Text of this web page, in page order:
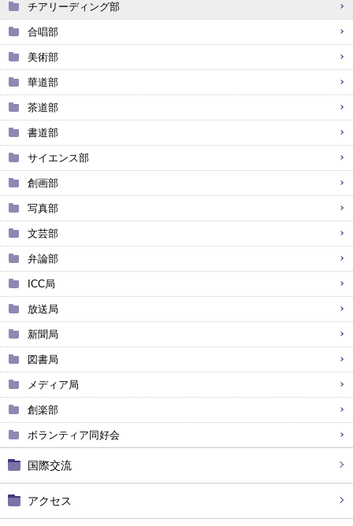
チアリーディング部
合唱部
美術部
華道部
茶道部
書道部
サイエンス部
創画部
写真部
文芸部
弁論部
ICC局
放送局
新聞局
図書局
メディア局
創楽部
ボランティア同好会
国際交流
アクセス